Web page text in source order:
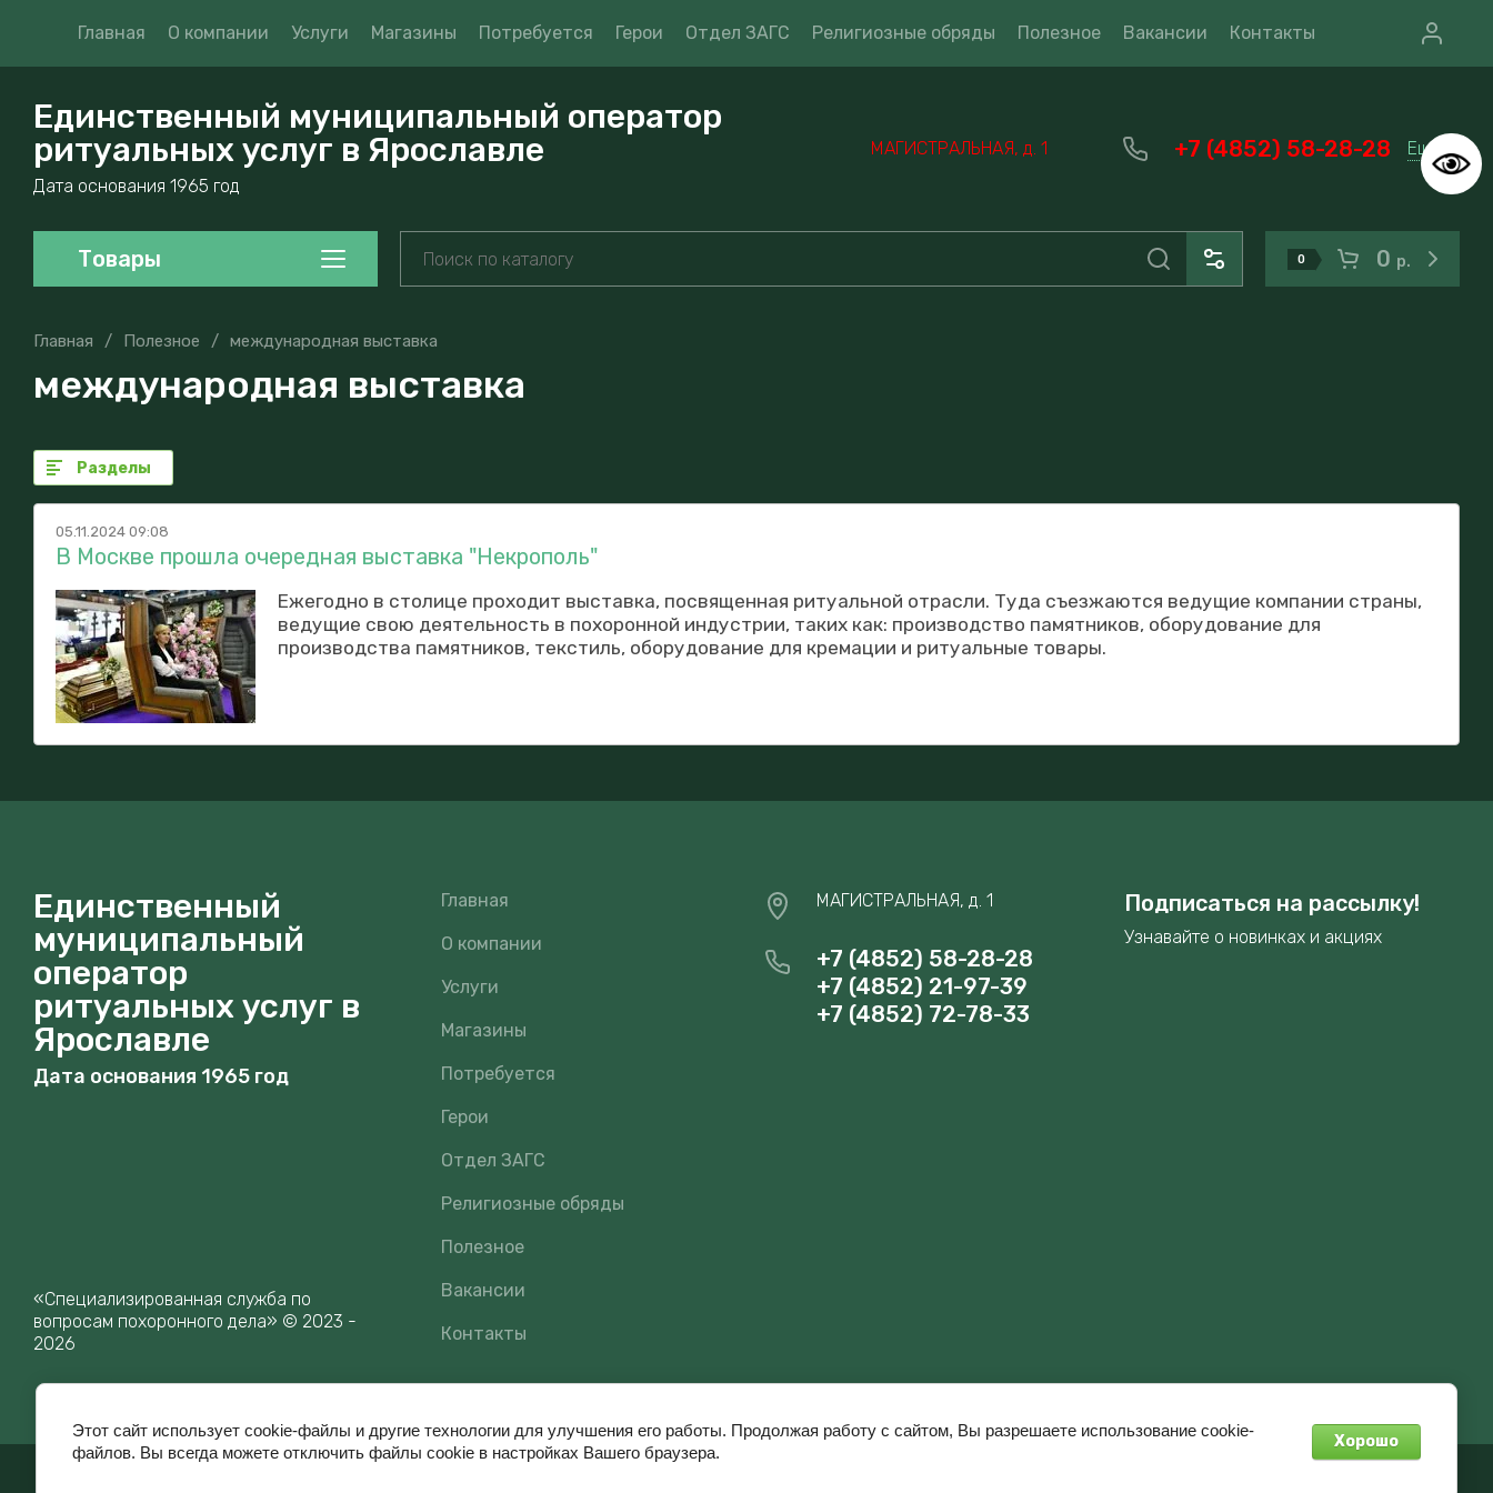
Главная О компании Услуги Магазины Потребуется Герои Отдел ЗАГС Религиозные обряды Полезное Вакансии Контакты
Единственный муниципальный оператор
ритуальных услуг в Ярославле
Дата основания 1965 год
МАГИСТРАЛЬНАЯ, д. 1 +7 (4852) 58-28-28 Еще
0 0 р.
Товары
Главная / Полезное / международная выставка
международная выставка
Разделы
05.11.2024 09:08
В Москве прошла очередная выставка "Некрополь"
Ежегодно в столице проходит выставка, посвященная ритуальной отрасли. Туда съезжаются ведущие компании страны,
ведущие свою деятельность в похоронной индустрии, таких как: производство памятников, оборудование для
производства памятников, текстиль, оборудование для кремации и ритуальные товары.
Единственный
муниципальный
оператор
ритуальных услуг в
Ярославле
Дата основания 1965 год
«Специализированная служба по
вопросам похоронного дела» © 2023 -
2026
Главная
О компании
Услуги
Магазины
Потребуется
Герои
Отдел ЗАГС
Религиозные обряды
Полезное
Вакансии
Контакты
МАГИСТРАЛЬНАЯ, д. 1
+7 (4852) 58-28-28
+7 (4852) 21-97-39
+7 (4852) 72-78-33
Подписаться на рассылку!
Узнавайте о новинках и акциях
Этот сайт использует cookie-файлы и другие технологии для улучшения его работы. Продолжая работу с сайтом, Вы разрешаете использование cookie-
файлов. Вы всегда можете отключить файлы cookie в настройках Вашего браузера.
Хорошо